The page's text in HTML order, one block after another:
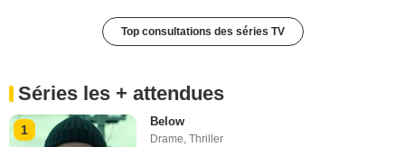
Top consultations des séries TV
Séries les + attendues
1
Below
Drame,Thriller